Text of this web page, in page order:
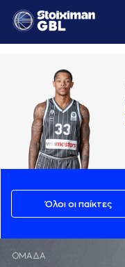
Όλοι οι παίκτες
ΟΜΑΔΑ